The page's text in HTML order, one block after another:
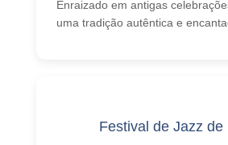
Enraizado em antigas
uma tradição autêntica e
Festival de Jazz de